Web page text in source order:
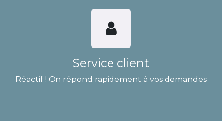
Service client
Réactif ! On répond rapidement à vos demandes